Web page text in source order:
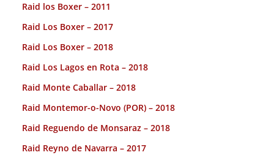
Raid los Boxer – 2011
Raid Los Boxer – 2017
Raid Los Boxer – 2018
Raid Los Lagos en Rota – 2018
Raid Monte Caballar – 2018
Raid Montemor-o-Novo (POR) – 2018
Raid Reguendo de Monsaraz – 2018
Raid Reyno de Navarra – 2017